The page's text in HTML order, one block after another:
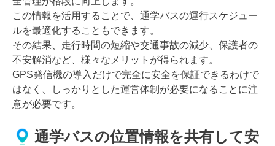
この情報を活用することで、通学バスの運行スケジュー
ルを最適化することもできます。
その結果、走行時間の短縮や交通事故の減少、保護者の
不安解消など、様々なメリットが得られます。
GPS発信機の導入だけで完全に安全を保証できるわけで
はなく、しっかりとした運営体制が必要になることに注
意が必要です。
通学バスの位置情報を共有して安